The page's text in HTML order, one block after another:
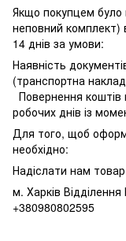
Якщо покупцем було
неповний комплект)
14 днів за умови:
Наявність
(транспортна
Повернення
робочих днів із
Для того, щоб
необхідно:
Надіслати нам
м. Харків
+380980802595